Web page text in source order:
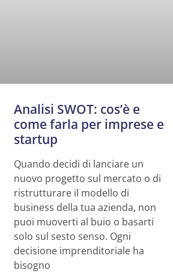
Analisi SWOT: cos’è e
come farla per imprese e
startup
Quando decidi di lanciare un
nuovo progetto sul mercato o di
ristrutturare il modello di
business della tua azienda, non
puoi muoverti al buio o basarti
solo sul sesto senso. Ogni
decisione imprenditoriale ha
bisogno